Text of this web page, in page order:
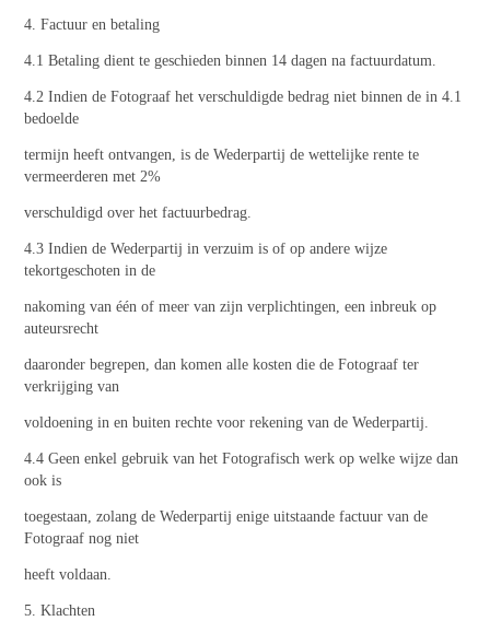
4. Factuur en betaling
4.1 Betaling dient te geschieden binnen 14 dagen na factuurdatum.
4.2 Indien de Fotograaf het verschuldigde bedrag niet binnen de in 4.1
bedoelde
termijn heeft ontvangen, is de Wederpartij de wettelijke rente te
vermeerderen met 2%
verschuldigd over het factuurbedrag.
4.3 Indien de Wederpartij in verzuim is of op andere wijze
tekortgeschoten in de
nakoming van één of meer van zijn verplichtingen, een inbreuk op
auteursrecht
daaronder begrepen, dan komen alle kosten die de Fotograaf ter
verkrijging van
voldoening in en buiten rechte voor rekening van de Wederpartij.
4.4 Geen enkel gebruik van het Fotografisch werk op welke wijze dan
ook is
toegestaan, zolang de Wederpartij enige uitstaande factuur van de
Fotograaf nog niet
heeft voldaan.
5. Klachten